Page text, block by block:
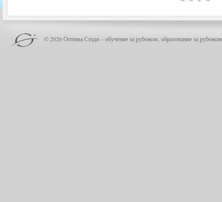
© 2026 Оптима Стади – обучение за рубежом, образование за